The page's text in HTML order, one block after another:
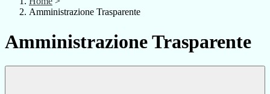
Amministrazione Trasparente
Amministrazione Trasparente